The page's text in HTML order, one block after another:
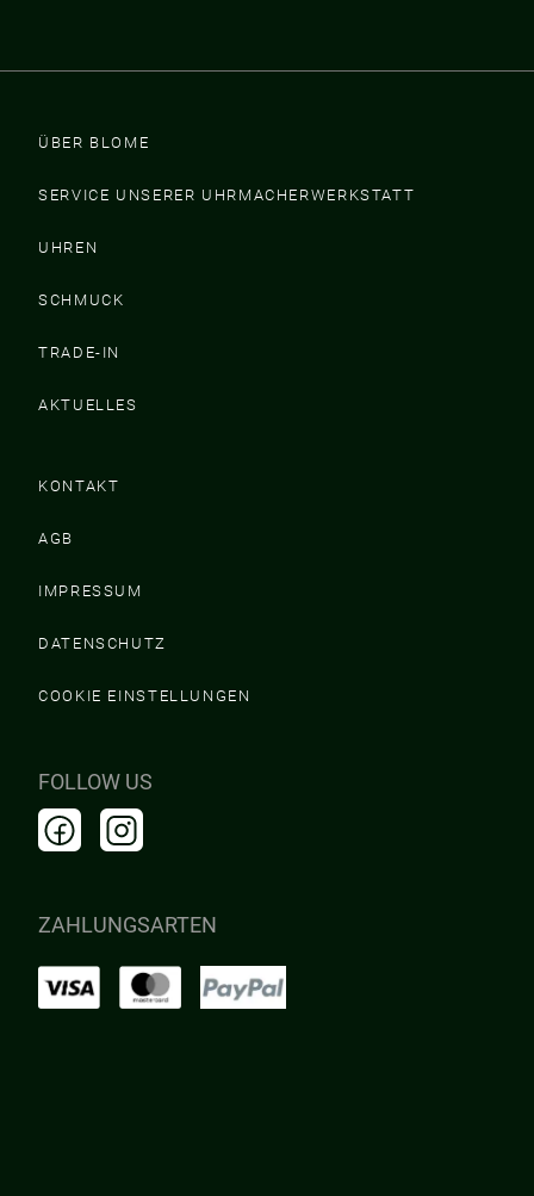
ÜBER BLOME
SERVICE UNSERER UHRMACHERWERKSTATT
UHREN
SCHMUCK
TRADE-IN
AKTUELLES
KONTAKT
AGB
IMPRESSUM
DATENSCHUTZ
COOKIE EINSTELLUNGEN
FOLLOW US
ZAHLUNGSARTEN